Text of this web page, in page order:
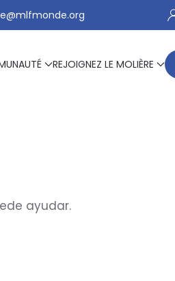
REJOIGNEZ LE MOLIÈRE
ayudar.